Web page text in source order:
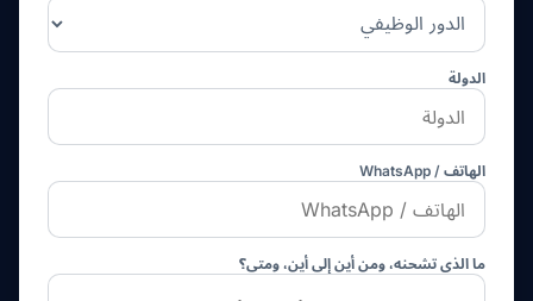
الدولة
الهاتف / WhatsApp
ما الذي تشحنه، ومن أين إلى أين، ومتى؟